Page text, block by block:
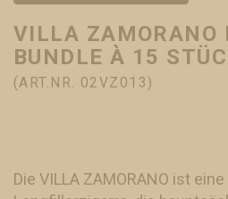
VILLA ZAMORANO
BUNDLE À 15
(ART.NR. 02VZ013)
Die VILLA ZAMORANO ist